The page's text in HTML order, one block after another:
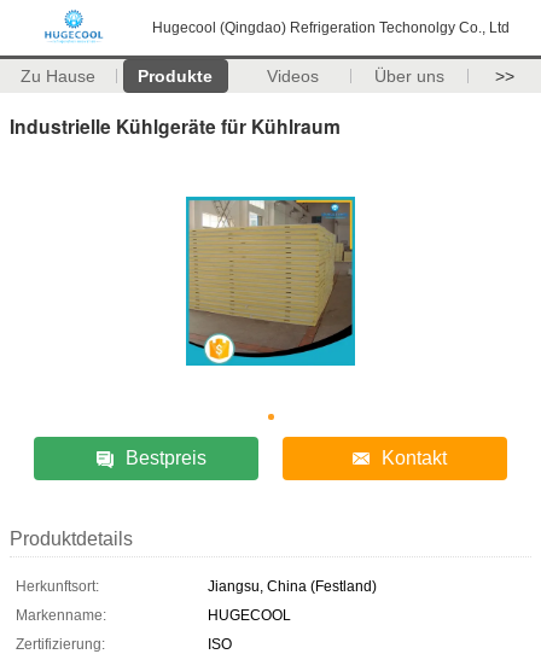
Hugecool (Qingdao) Refrigeration Techonolgy Co., Ltd
Zu Hause Produkte Videos Über uns >>
Industrielle Kühlgeräte für Kühlraum
Bestpreis Kontakt
Produktdetails
Herkunftsort:
Jiangsu, China (Festland)
Markenname:
HUGECOOL
Zertifizierung:
ISO